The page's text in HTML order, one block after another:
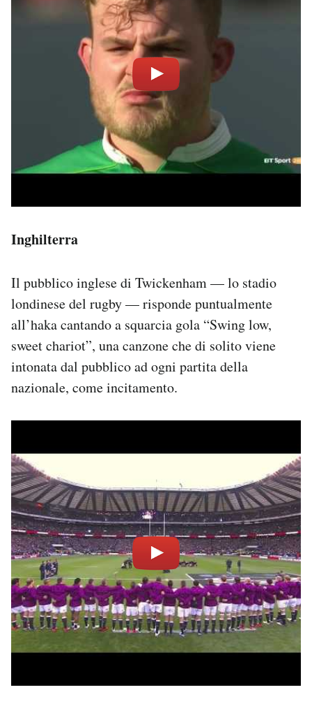
Inghilterra
Il pubblico inglese di Twickenham — lo stadio
londinese del rugby — risponde puntualmente
all’haka cantando a squarcia gola “Swing low,
sweet chariot”, una canzone che di solito viene
intonata dal pubblico ad ogni partita della
nazionale, come incitamento.